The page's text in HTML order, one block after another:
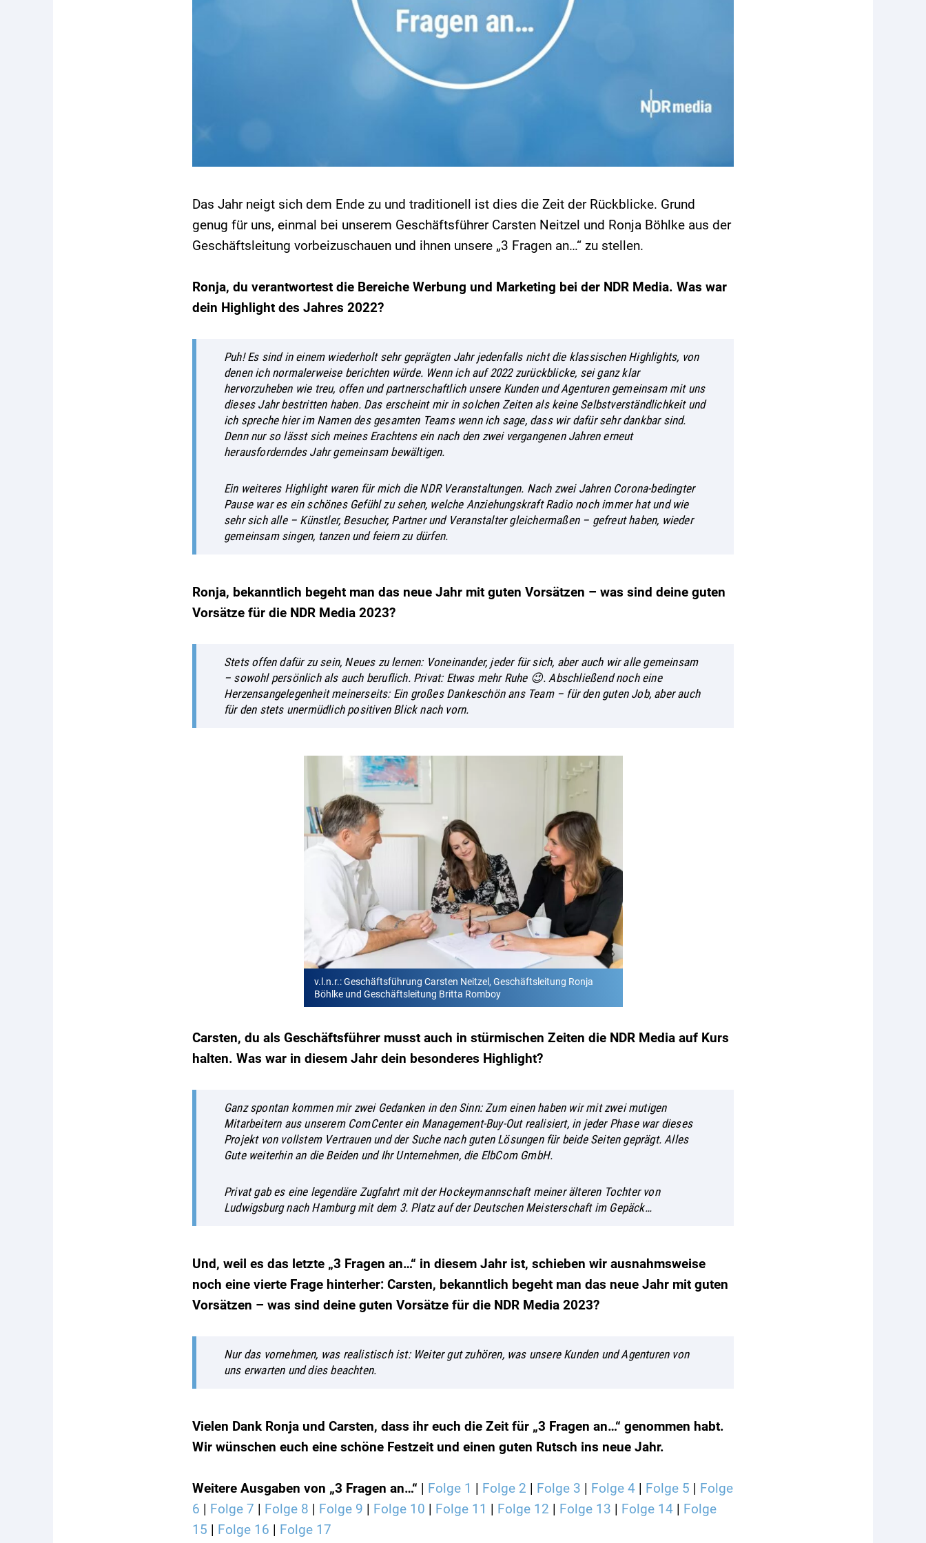
Das Jahr neigt sich dem Ende zu und traditionell ist dies die Zeit der Rückblicke. Grund
genug für uns, einmal bei unserem Geschäftsführer Carsten Neitzel und Ronja Böhlke aus der
Geschäftsleitung vorbeizuschauen und ihnen unsere „3 Fragen an…“ zu stellen.
Ronja, du verantwortest die Bereiche Werbung und Marketing bei der NDR Media. Was war
dein Highlight des Jahres 2022?
Puh! Es sind in einem wiederholt sehr geprägten Jahr jedenfalls nicht die klassischen Highlights, von
denen ich normalerweise berichten würde. Wenn ich auf 2022 zurückblicke, sei ganz klar
hervorzuheben wie treu, offen und partnerschaftlich unsere Kunden und Agenturen gemeinsam mit uns
dieses Jahr bestritten haben. Das erscheint mir in solchen Zeiten als keine Selbstverständlichkeit und
ich spreche hier im Namen des gesamten Teams wenn ich sage, dass wir dafür sehr dankbar sind.
Denn nur so lässt sich meines Erachtens ein nach den zwei vergangenen Jahren erneut
herausforderndes Jahr gemeinsam bewältigen.
Ein weiteres Highlight waren für mich die NDR Veranstaltungen. Nach zwei Jahren Corona-bedingter
Pause war es ein schönes Gefühl zu sehen, welche Anziehungskraft Radio noch immer hat und wie
sehr sich alle – Künstler, Besucher, Partner und Veranstalter gleichermaßen – gefreut haben, wieder
gemeinsam singen, tanzen und feiern zu dürfen.
Ronja, bekanntlich begeht man das neue Jahr mit guten Vorsätzen – was sind deine guten
Vorsätze für die NDR Media 2023?
Stets offen dafür zu sein, Neues zu lernen: Voneinander, jeder für sich, aber auch wir alle gemeinsam
– sowohl persönlich als auch beruflich. Privat: Etwas mehr Ruhe 😉. Abschließend noch eine
Herzensangelegenheit meinerseits: Ein großes Dankeschön ans Team – für den guten Job, aber auch
für den stets unermüdlich positiven Blick nach vorn.
v.l.n.r.: Geschäftsführung Carsten Neitzel, Geschäftsleitung Ronja
Böhlke und Geschäftsleitung Britta Romboy
Carsten, du als Geschäftsführer musst auch in stürmischen Zeiten die NDR Media auf Kurs
halten. Was war in diesem Jahr dein besonderes Highlight?
Ganz spontan kommen mir zwei Gedanken in den Sinn: Zum einen haben wir mit zwei mutigen
Mitarbeitern aus unserem ComCenter ein Management-Buy-Out realisiert, in jeder Phase war dieses
Projekt von vollstem Vertrauen und der Suche nach guten Lösungen für beide Seiten geprägt. Alles
Gute weiterhin an die Beiden und Ihr Unternehmen, die ElbCom GmbH.
Privat gab es eine legendäre Zugfahrt mit der Hockeymannschaft meiner älteren Tochter von
Ludwigsburg nach Hamburg mit dem 3. Platz auf der Deutschen Meisterschaft im Gepäck…
Und, weil es das letzte „3 Fragen an…“ in diesem Jahr ist, schieben wir ausnahmsweise
noch eine vierte Frage hinterher: Carsten, bekanntlich begeht man das neue Jahr mit guten
Vorsätzen – was sind deine guten Vorsätze für die NDR Media 2023?
Nur das vornehmen, was realistisch ist: Weiter gut zuhören, was unsere Kunden und Agenturen von
uns erwarten und dies beachten.
Vielen Dank Ronja und Carsten, dass ihr euch die Zeit für „3 Fragen an…“ genommen habt.
Wir wünschen euch eine schöne Festzeit und einen guten Rutsch ins neue Jahr.
Weitere Ausgaben von „3 Fragen an…“ | Folge 1 | Folge 2 | Folge 3 | Folge 4 | Folge 5 | Folge
6 | Folge 7 | Folge 8 | Folge 9 | Folge 10 | Folge 11 | Folge 12 | Folge 13 | Folge 14 | Folge
15 | Folge 16 | Folge 17